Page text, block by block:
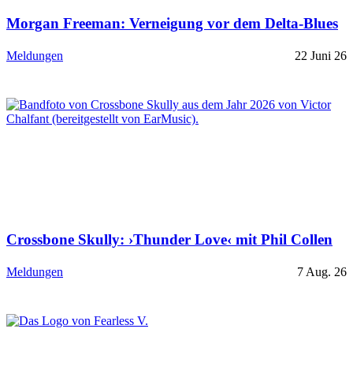
Morgan Freeman: Verneigung vor dem Delta-Blues
Meldungen 22 Juni 26
Crossbone Skully: ›Thunder Love‹ mit Phil Collen
Meldungen 7 Aug. 26